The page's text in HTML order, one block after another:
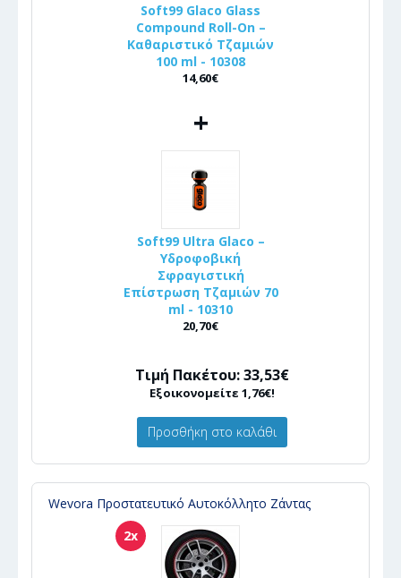
Soft99 Glaco Glass
Compound Roll-On –
Καθαριστικό Τζαμιών
100 ml - 10308
14,60€
+
Soft99 Ultra Glaco –
Υδροφοβική
Σφραγιστική
Επίστρωση Τζαμιών 70
ml - 10310
20,70€
Τιμή Πακέτου: 33,53€
Εξοικονομείτε 1,76€!
Προσθήκη στο καλάθι
Wevora Προστατευτικό Αυτοκόλλητο Ζάντας
2x